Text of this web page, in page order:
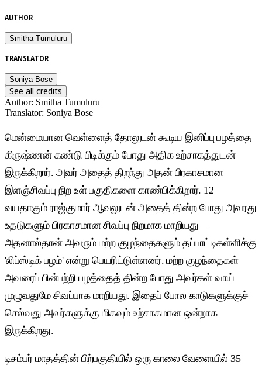
AUTHOR
Smitha Tumuluru
TRANSLATOR
Soniya Bose
See all credits
Author: Smitha Tumuluru
Translator: Soniya Bose
மென்மையான வெள்ளைத் தோலுடன் கூடிய இனிப்பு பழத்தை
கிருஷ்ணன் கண்டு பிடிக்கும் போது அதிக உற்சாகத்துடன்
இருக்கிறார். அவர் அதைத் திறந்து அதன் பிரகாசமான
இளஞ்சிவப்பு நிற உள் பகுதிகளை காண்பிக்கிறார். 12
வயதாகும் ராஜ்குமார் ஆவலுடன் அதைத் தின்ற போது அவரது
உதடுகளும் பிரகாசமான சிவப்பு நிறமாக மாறியது –
அதனால்தான் அவரும் மற்ற குழந்தைகளும் தப்பாட்டிகள்ளிக்கு
'லிப்ஸ்டிக் பழம்' என்று பெயரிட்டுள்ளனர். மற்ற குழந்தைகள்
அவரைப் பின்பற்றி பழத்தைத் தின்ற போது அவர்கள் வாய்
முழுவதுமே சிவப்பாக மாறியது. இதைப் போல காடுகளுக்குச்
செல்வது அவர்களுக்கு மிகவும் உற்சாகமான ஒன்றாக
இருக்கிறது.
டிசம்பர் மாதத்தின் பிற்பகுதியில் ஒரு காலை வேளையில் 35